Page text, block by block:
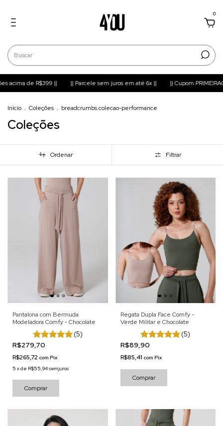
0
|| Parcele sem juros em até 6x || || Cupom PRIMEIRACOMPRA para 10%
Início . Coleções . breadcrumbs.colecao-performance
Coleções
Ordenar Filtrar
Pantalona com Bermuda
Modeladora Comfy - Chocolate
(5)
R$279,70
R$265,72 com Pix
5 xde R$55,94sem juros
Comprar
Regata Dupla Face Comfy -
Verde Militar e Chocolate
(5)
R$89,90
R$85,41 com Pix
Comprar